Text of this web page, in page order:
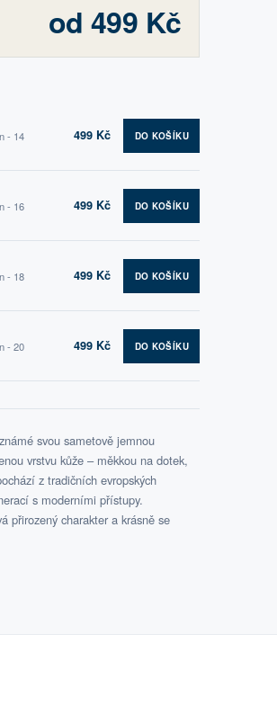
od 499 Kč
- 14
499 Kč DO KOŠÍKU
- 16
499 Kč DO KOŠÍKU
- 18
499 Kč DO KOŠÍKU
- 20
499 Kč DO KOŠÍKU
svou sametově jemnou
vrstvu kůže – měkkou na dotek,
z tradičních evropských
s moderními přístupy.
přirozený charakter a krásně se